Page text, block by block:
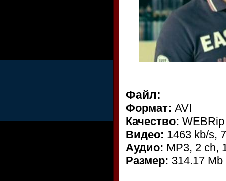
Файл:
Формат: AVI
Качество: WEBRip
Видео: 1463 kb/s,
Аудио: MP3, 2 ch,
Размер: 314.17 Mb